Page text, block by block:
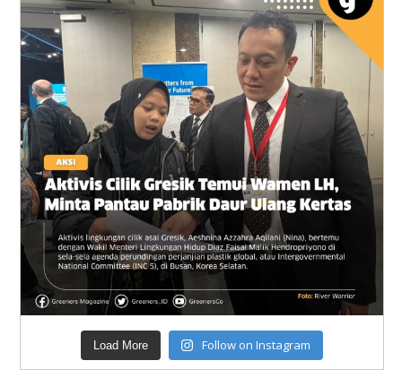
Load More Follow on Instagram